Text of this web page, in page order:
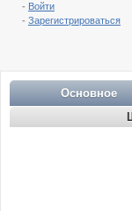
- Войти
- Зарегистрироваться
Основное